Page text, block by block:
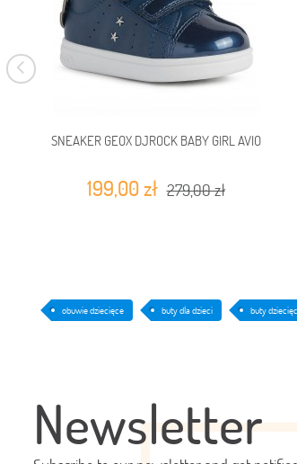
SNEAKER GEOX DJROCK BABY GIRL AVIO
199,00 zł 279,00 zł
obuwie dziecięce buty dla dzieci buty
Newsletter